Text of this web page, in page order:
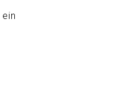
ein